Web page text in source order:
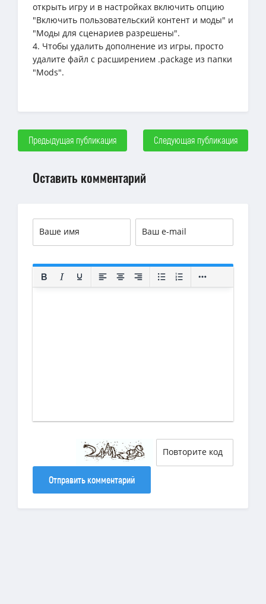
открыть игру и в настройках включить опцию
"Включить пользовательский контент и моды" и
"Моды для сценариев разрешены".
4. Чтобы удалить дополнение из игры, просто
удалите файл с расширением .package из папки
"Mods".
Предыдущая публикация Следующая публикация
Оставить комментарий
Отправить комментарий